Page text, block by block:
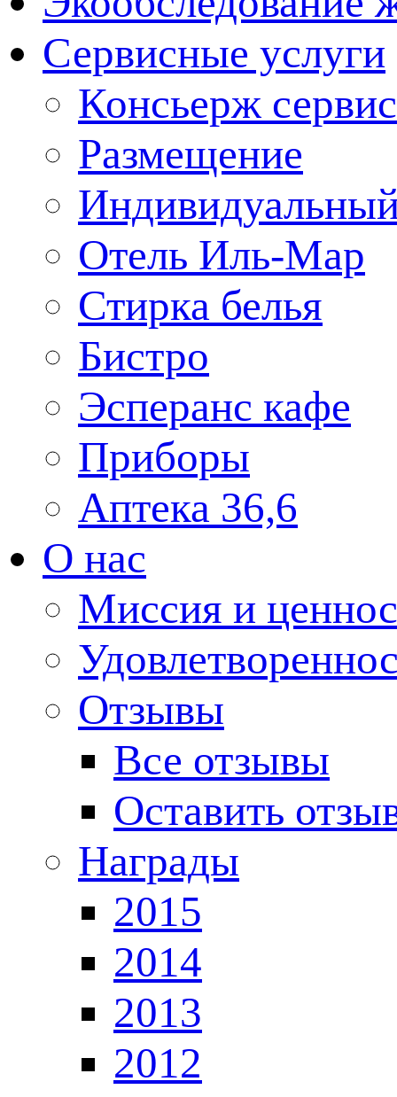
Сервисные услуги
Консьерж сервис
Размещение
Отель Иль-Мар
Стирка белья
Бистро
Эсперанс кафе
Приборы
Аптека 36,6
О нас
Миссия и
Отзывы
Все отзывы
Оставить
Награды
2015
2014
2013
2012